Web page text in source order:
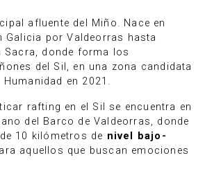
afluente del Miño. Nace en
Galicia por Valdeorras hasta
Sacra, donde forma los
del Sil, en una zona candidata
en 2021.
rafting en el Sil se encuentra en
del Barco de Valdeorras, donde
10 kilómetros de nivel bajo-
aquellos que buscan emociones